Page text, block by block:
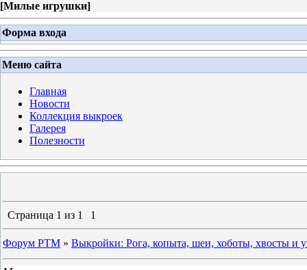
[Милые игрушки]
Форма входа
Меню сайта
Главная
Новости
Коллекция выкроек
Галерея
Полезности
Страница 1 из 1 1
Форум PTM » Выкройки: Рога, копыта, шеи, хоботы, хвосты и